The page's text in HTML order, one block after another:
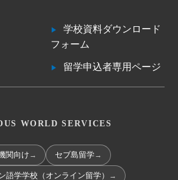
学校資料ダウンロード
フォーム
留学申込者専用ページ
WORLD SERVICES
関向け → セブ島留学→
語学学校（オンライン留学） →